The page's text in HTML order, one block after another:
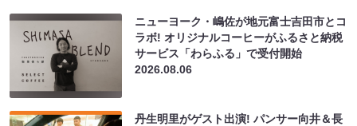
ニューヨーク・嶋佐が地元富士吉田市とコ
ラボ! オリジナルコーヒーがふるさと納税
サービス「わらふる」で受付開始
2026.08.06
丹生明里がゲスト出演! パンサー向井＆長